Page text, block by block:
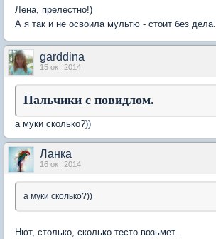
Лена, прелестно!)
А я так и не освоила мультю - стоит без дела.
garddina
15 окт 2014
Пальчики с повидлом.
а муки сколько?))
Ланка
16 окт 2014
а муки сколько?))
Нют, столько, сколько тесто возьмет.